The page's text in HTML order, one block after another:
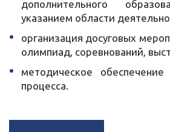
дополнительного
указанием области
организация досуговых
олимпиад, соревнований,
методическое обеспечение
процесса.